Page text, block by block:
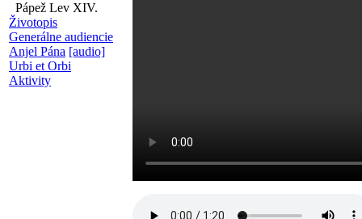
Pápež Lev XIV.
Životopis
Generálne audiencie
Anjel Pána [audio]
Urbi et Orbi
Aktivity